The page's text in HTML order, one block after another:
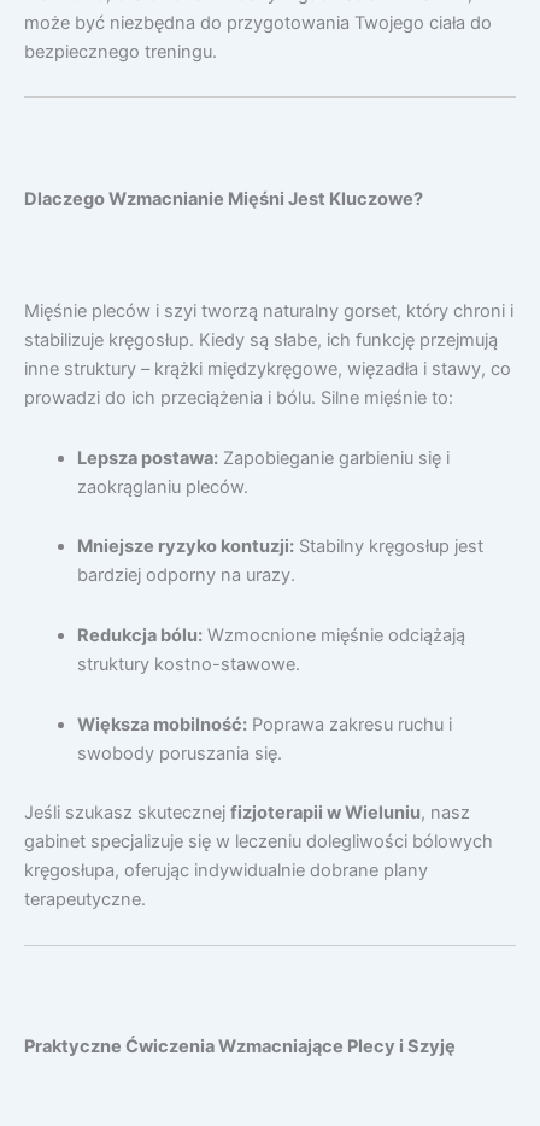
może być niezbędna do przygotowania Twojego ciała do
bezpiecznego treningu.
Dlaczego Wzmacnianie Mięśni Jest Kluczowe?
Mięśnie pleców i szyi tworzą naturalny gorset, który chroni i
stabilizuje kręgosłup. Kiedy są słabe, ich funkcję przejmują
inne struktury – krążki międzykręgowe, więzadła i stawy, co
prowadzi do ich przeciążenia i bólu. Silne mięśnie to:
Lepsza postawa:Zapobieganie garbieniu się i
zaokrąglaniu pleców.
Mniejsze ryzyko kontuzji:Stabilny kręgosłup jest
bardziej odporny na urazy.
Redukcja bólu:Wzmocnione mięśnie odciążają
struktury kostno-stawowe.
Większa mobilność:Poprawa zakresu ruchu i
swobody poruszania się.
Jeśli szukasz skutecznej fizjoterapii w Wieluniu, nasz
gabinet specjalizuje się w leczeniu dolegliwości bólowych
kręgosłupa, oferując indywidualnie dobrane plany
terapeutyczne.
Praktyczne Ćwiczenia Wzmacniające Plecy i Szyję